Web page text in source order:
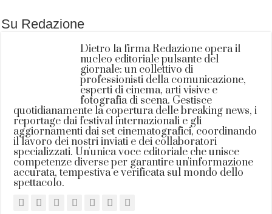
Su Redazione
Dietro la firma Redazione opera il
nucleo editoriale pulsante del
giornale: un collettivo di
professionisti della comunicazione,
esperti di cinema, arti visive e
fotografia di scena. Gestisce
quotidianamente la copertura delle breaking news, i
reportage dai festival internazionali e gli
aggiornamenti dai set cinematografici, coordinando
il lavoro dei nostri inviati e dei collaboratori
specializzati. Un'unica voce editoriale che unisce
competenze diverse per garantire un'informazione
accurata, tempestiva e verificata sul mondo dello
spettacolo.